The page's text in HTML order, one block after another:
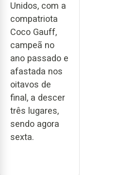
Unidos, com a
compatriota
Coco Gauff,
campeã no
ano passado e
afastada nos
oitavos de
final, a descer
três lugares,
sendo agora
sexta.